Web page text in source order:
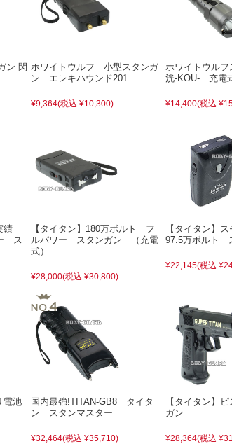
ン 閃 ホワイトウルフ 小型スタンガ
ン エレキハウンド201
¥9,364(税込 ¥10,300)
ホワイトウル
洸-KOU- 充電
¥14,400(税込
績
ス
【タイタン】180万ボルト フ
ルパワー スタンガン （充電
式）
¥28,000(税込 ¥30,800)
【タイタン】
97.5万ボルト
¥22,145(税込
電池
国内最強!TITAN-GB8 タイタ
ン スタンマスター
¥32,464(税込 ¥35,710)
【タイタン】
ガン
¥28,364(税込